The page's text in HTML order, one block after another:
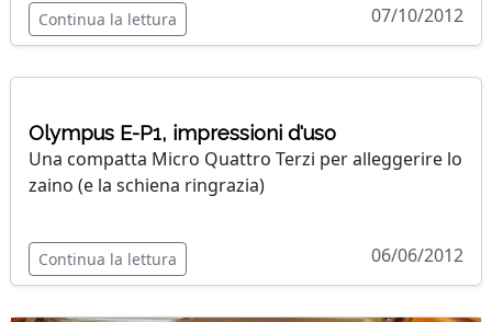
Continua la lettura 07/10/2012
Olympus E-P1, impressioni d'uso
Una compatta Micro Quattro Terzi per alleggerire lo
zaino (e la schiena ringrazia)
Continua la lettura 06/06/2012